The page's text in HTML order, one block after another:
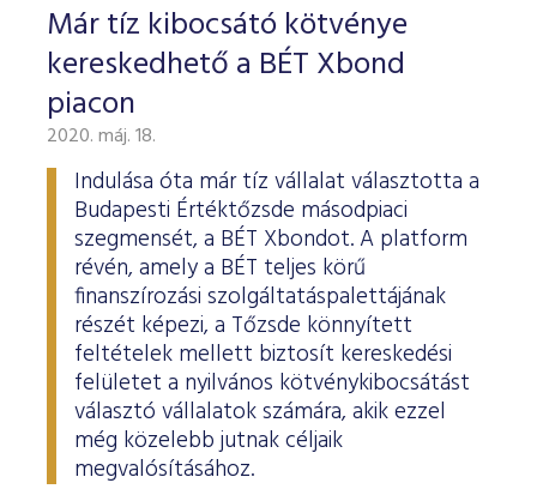
Már tíz kibocsátó kötvénye
kereskedhető a BÉT Xbond
piacon
2020. máj. 18.
Indulása óta már tíz vállalat választotta a
Budapesti Értéktőzsde másodpiaci
szegmensét, a BÉT Xbondot. A platform
révén, amely a BÉT teljes körű
finanszírozási szolgáltatáspalettájának
részét képezi, a Tőzsde könnyített
feltételek mellett biztosít kereskedési
felületet a nyilvános kötvénykibocsátást
választó vállalatok számára, akik ezzel
még közelebb jutnak céljaik
megvalósításához.